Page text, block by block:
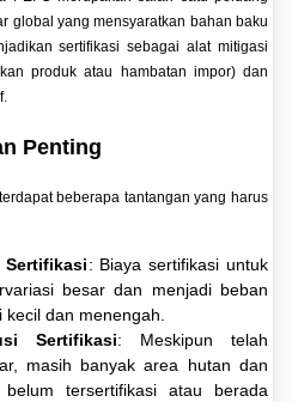
global yang mensyaratkan bahan baku
sertifikasi sebagai alat mitigasi
produk atau hambatan impor) dan
Penting
beberapa tantangan yang harus
Sertifikasi: Biaya sertifikasi untuk
besar dan menjadi beban
dan menengah.
Sertifikasi: Meskipun telah
masih banyak area hutan dan
tersertifikasi atau berada